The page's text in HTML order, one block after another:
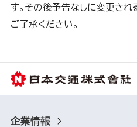
す。その後予告なしに変更され
ご了承ください。
企業情報